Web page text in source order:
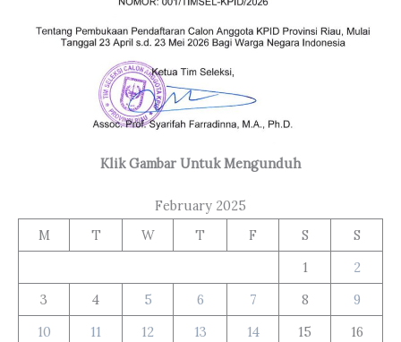
Klik Gambar Untuk Mengunduh
February 2025
M
T W T F S
S
1
2
3
4 5 6 7 8
9
10
11 12 13 14 15
16